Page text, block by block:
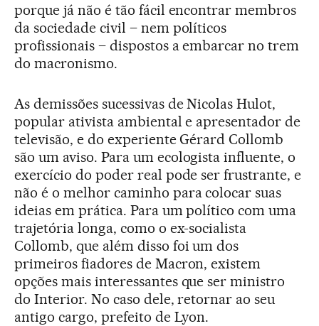
porque já não é tão fácil encontrar membros
da sociedade civil – nem políticos
profissionais – dispostos a embarcar no trem
do macronismo.
As demissões sucessivas de Nicolas Hulot,
popular ativista ambiental e apresentador de
televisão, e do experiente Gérard Collomb
são um aviso. Para um ecologista influente, o
exercício do poder real pode ser frustrante, e
não é o melhor caminho para colocar suas
ideias em prática. Para um político com uma
trajetória longa, como o ex-socialista
Collomb, que além disso foi um dos
primeiros fiadores de Macron, existem
opções mais interessantes que ser ministro
do Interior. No caso dele, retornar ao seu
antigo cargo, prefeito de Lyon.